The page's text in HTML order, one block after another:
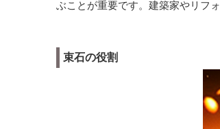
ぶことが重要です。建築家やリフ
束石の役割